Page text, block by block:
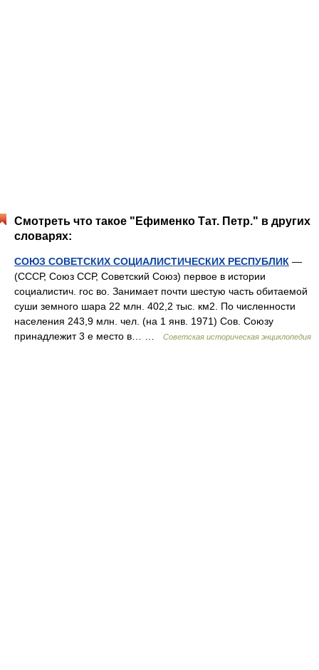
Смотреть что такое "Ефименко Тат. Петр." в других
словарях:
СОЮЗ СОВЕТСКИХ СОЦИАЛИСТИЧЕСКИХ РЕСПУБЛИК —
(СССР, Союз ССР, Советский Союз) первое в истории
социалистич. гос во. Занимает почти шестую часть обитаемой
суши земного шара 22 млн. 402,2 тыс. км2. По численности
населения 243,9 млн. чел. (на 1 янв. 1971) Сов. Союзу
принадлежит 3 е место в… …
Советская историческая энциклопедия